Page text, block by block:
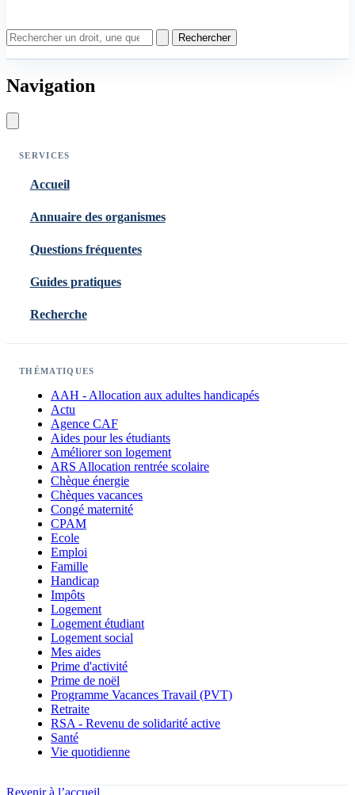
Rechercher
Navigation
SERVICES
Accueil
Annuaire des organismes
Questions fréquentes
Guides pratiques
Recherche
THÉMATIQUES
AAH - Allocation aux adultes handicapés
Actu
Agence CAF
Aides pour les étudiants
Améliorer son logement
ARS Allocation rentrée scolaire
Chèque énergie
Chèques vacances
Congé maternité
CPAM
Ecole
Emploi
Famille
Handicap
Impôts
Logement
Logement étudiant
Logement social
Mes aides
Prime d'activité
Prime de noël
Programme Vacances Travail (PVT)
Retraite
RSA - Revenu de solidarité active
Santé
Vie quotidienne
Revenir à l’accueil